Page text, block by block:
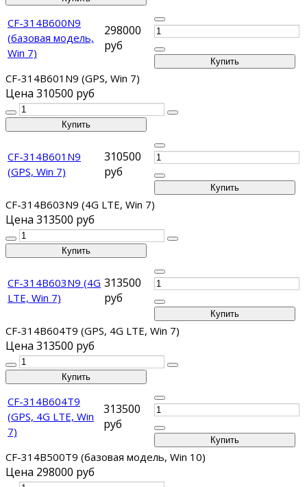
CF-314B600N9
(базовая модель,
Win 7)
298000
руб
CF-314B601N9 (GPS, Win 7)
Цена 310500 руб
CF-314B601N9
(GPS, Win 7)
310500
руб
CF-314B603N9 (4G LTE, Win 7)
Цена 313500 руб
CF-314B603N9 (4G
LTE, Win 7)
313500
руб
CF-314B604T9 (GPS, 4G LTE, Win 7)
Цена 313500 руб
CF-314B604T9
(GPS, 4G LTE, Win
7)
313500
руб
CF-314B500T9 (базовая модель, Win 10)
Цена 298000 руб